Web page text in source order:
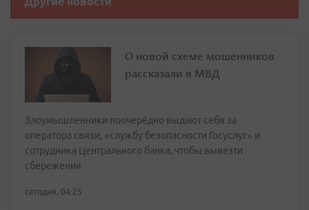
О новой схеме мошенников
рассказали в МВД
Злоумышленники поочерёдно выдают себя за
оператора связи, «службу безопасности Госуслуг» и
сотрудника Центрального банка, чтобы вывезти
сбережения
сегодня, 04:25